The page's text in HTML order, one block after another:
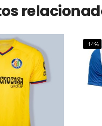
-14%